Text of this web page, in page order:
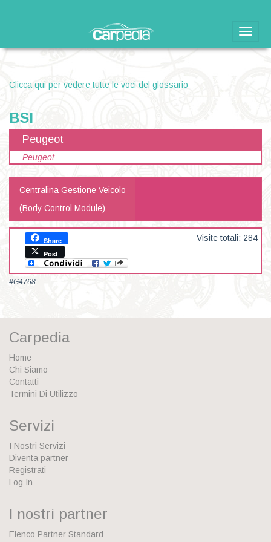
Toggle
Clicca qui per vedere tutte le voci del glossario
BSI
Peugeot
Peugeot
Centralina Gestione Veicolo
(Body Control Module)
Share
Post
Visite totali: 284
#G4768
Carpedia
Home
Chi Siamo
Contatti
Termini Di Utilizzo
Servizi
I Nostri Servizi
Diventa partner
Registrati
Log In
I nostri partner
Elenco Partner Standard